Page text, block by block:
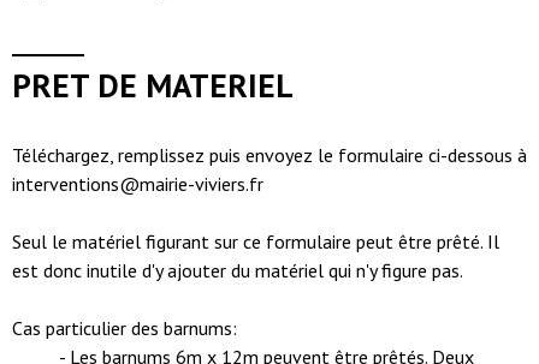
PRET DE MATERIEL
Téléchargez, remplissez puis envoyez le formulaire ci-dessous à
interventions@mairie-viviers.fr
Seul le matériel figurant sur ce formulaire peut être prêté. Il
est donc inutile d'y ajouter du matériel qui n'y figure pas.
Cas particulier des barnums:
- Les barnums 6m x 12m peuvent être prêtés. Deux